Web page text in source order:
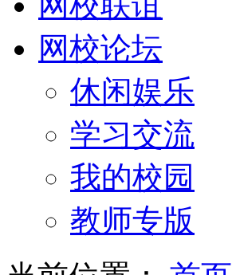
网校论坛
休闲娱乐
学习交流
我的校园
教师专版